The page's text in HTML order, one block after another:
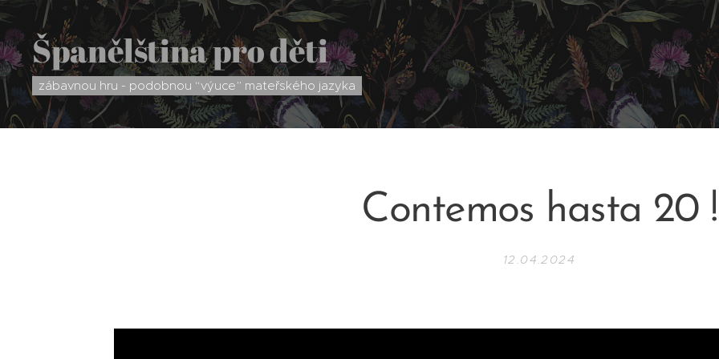
Španělština pro děti
zábavnou hru - podobnou “výuce” mateřského jazyka
Contemos hasta 20 !
12.04.2024